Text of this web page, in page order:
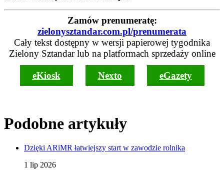
Zamów prenumeratę:
zielonysztandar.com.pl/prenumerata
Cały tekst dostępny w wersji papierowej tygodnika
Zielony Sztandar lub na platformach sprzedaży online
eKiosk Nexto eGazety
Podobne artykuły
Dzięki ARiMR łatwiejszy start w zawodzie rolnika
1 lip 2026